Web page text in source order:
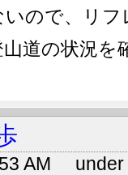
ので、リ
道の状況を
AM